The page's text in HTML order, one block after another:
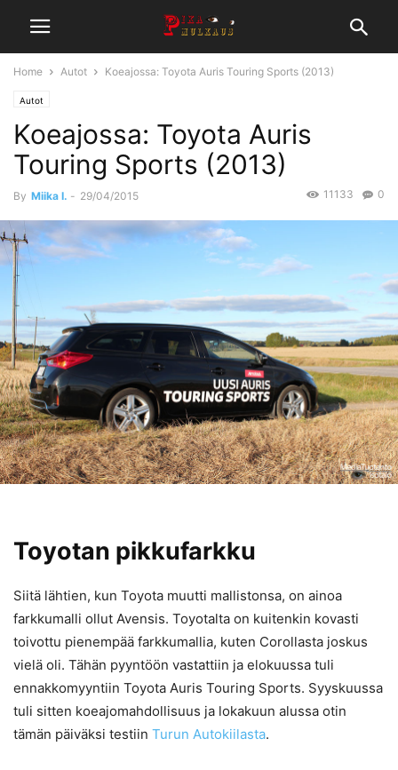
Home Autot Koeajossa: Toyota Auris Touring Sports (2013)
Autot
Koeajossa: Toyota Auris
Touring Sports (2013)
By Miika I. - 29/04/2015 0
11133
Toyotan pikkufarkku
Siitä lähtien, kun Toyota muutti mallistonsa, on ainoa
farkkumalli ollut Avensis. Toyotalta on kuitenkin kovasti
toivottu pienempää farkkumallia, kuten Corollasta joskus
vielä oli. Tähän pyyntöön vastattiin ja elokuussa tuli
ennakkomyyntiin Toyota Auris Touring Sports. Syyskuussa
tuli sitten koeajomahdollisuus ja lokakuun alussa otin
tämän päiväksi testiin Turun Autokiilasta.